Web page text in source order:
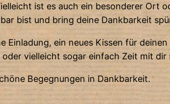
ist es auch ein besonderer Ort
bist und bring deine Dankbarkeit
ein neues Kissen für
vielleicht sogar einfach Zeit mit dir
Begegnungen in Dankbarkeit.